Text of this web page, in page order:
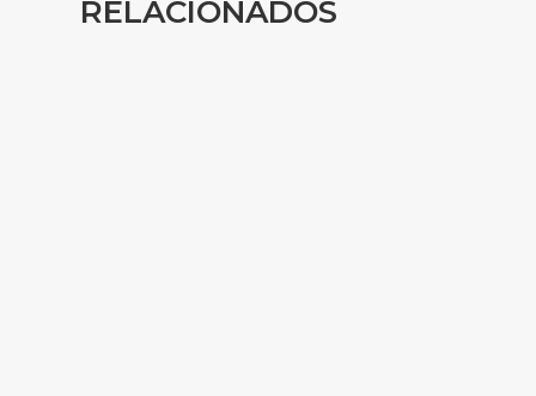
RELACIONADOS